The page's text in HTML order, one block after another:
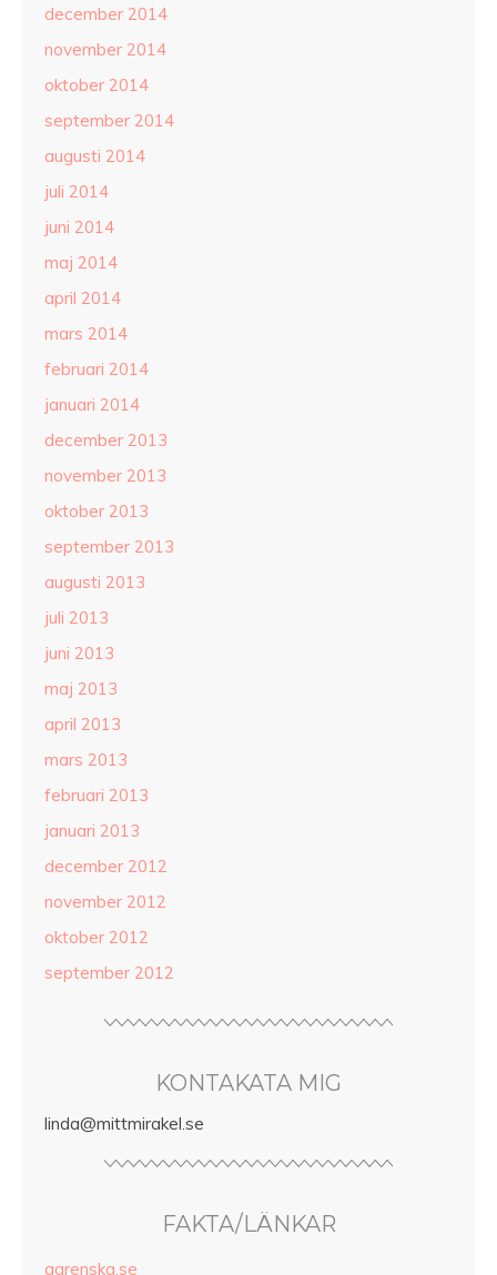
december 2014
november 2014
oktober 2014
september 2014
augusti 2014
juli 2014
juni 2014
maj 2014
april 2014
mars 2014
februari 2014
januari 2014
december 2013
november 2013
oktober 2013
september 2013
augusti 2013
juli 2013
juni 2013
maj 2013
april 2013
mars 2013
februari 2013
januari 2013
december 2012
november 2012
oktober 2012
september 2012
KONTAKATA MIG
linda@mittmirakel.se
FAKTA/LÄNKAR
agrenska.se